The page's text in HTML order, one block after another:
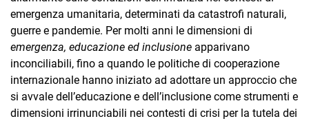
emergenza umanitaria, determinati da catastrofi naturali,
guerre e pandemie. Per molti anni le dimensioni di
emergenza, educazione ed inclusione apparivano
inconciliabili, fino a quando le politiche di cooperazione
internazionale hanno iniziato ad adottare un approccio che
si avvale dell’educazione e dell’inclusione come strumenti e
dimensioni irrinunciabili nei contesti di crisi per la tutela dei